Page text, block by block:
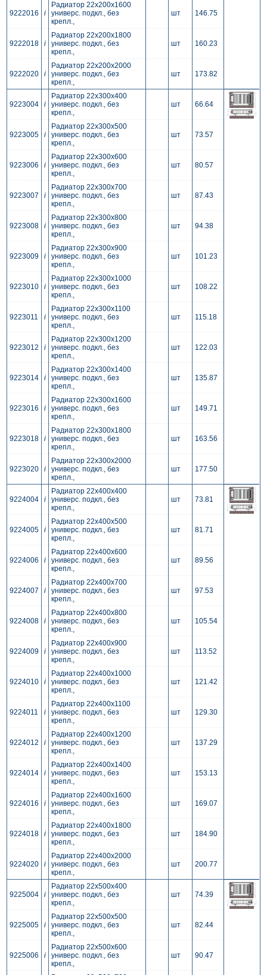
9222016 i
Радиатор 22x200x1600
универс. подкл., без
крепл.,
шт 146.75
9222018 i
Радиатор 22x200x1800
универс. подкл., без
крепл.,
шт 160.23
9222020 i
Радиатор 22x200x2000
универс. подкл., без
крепл.,
шт 173.82
9223004 i
Радиатор 22x300x400
универс. подкл., без
крепл.,
шт 66.64
9223005 i
Радиатор 22x300x500
универс. подкл., без
крепл.,
шт 73.57
9223006 i
Радиатор 22x300x600
универс. подкл., без
крепл.,
шт 80.57
9223007 i
Радиатор 22x300x700
универс. подкл., без
крепл.,
шт 87.43
9223008 i
Радиатор 22x300x800
универс. подкл., без
крепл.,
шт 94.38
9223009 i
Радиатор 22x300x900
универс. подкл., без
крепл.,
шт 101.23
9223010 i
Радиатор 22x300x1000
универс. подкл., без
крепл.,
шт 108.22
9223011 i
Радиатор 22x300x1100
универс. подкл., без
крепл.,
шт 115.18
9223012 i
Радиатор 22x300x1200
универс. подкл., без
крепл.,
шт 122.03
9223014 i
Радиатор 22x300x1400
универс. подкл., без
крепл.,
шт 135.87
9223016 i
Радиатор 22x300x1600
универс. подкл., без
крепл.,
шт 149.71
9223018 i
Радиатор 22x300x1800
универс. подкл., без
крепл.,
шт 163.56
9223020 i
Радиатор 22x300x2000
универс. подкл., без
крепл.,
шт 177.50
9224004 i
Радиатор 22x400x400
универс. подкл., без
крепл.,
шт 73.81
9224005 i
Радиатор 22x400x500
универс. подкл., без
крепл.,
шт 81.71
9224006 i
Радиатор 22x400x600
универс. подкл., без
крепл.,
шт 89.56
9224007 i
Радиатор 22x400x700
универс. подкл., без
крепл.,
шт 97.53
9224008 i
Радиатор 22x400x800
универс. подкл., без
крепл.,
шт 105.54
9224009 i
Радиатор 22x400x900
универс. подкл., без
крепл.,
шт 113.52
9224010 i
Радиатор 22x400x1000
универс. подкл., без
крепл.,
шт 121.42
9224011 i
Радиатор 22x400x1100
универс. подкл., без
крепл.,
шт 129.30
9224012 i
Радиатор 22x400x1200
универс. подкл., без
крепл.,
шт 137.29
9224014 i
Радиатор 22x400x1400
универс. подкл., без
крепл.,
шт 153.13
9224016 i
Радиатор 22x400x1600
универс. подкл., без
крепл.,
шт 169.07
9224018 i
Радиатор 22x400x1800
универс. подкл., без
крепл.,
шт 184.90
9224020 i
Радиатор 22x400x2000
универс. подкл., без
крепл.,
шт 200.77
9225004 i
Радиатор 22x500x400
универс. подкл., без
крепл.,
шт 74.39
9225005 i
Радиатор 22x500x500
универс. подкл., без
крепл.,
шт 82.44
9225006 i
Радиатор 22x500x600
универс. подкл., без
крепл.,
шт 90.47